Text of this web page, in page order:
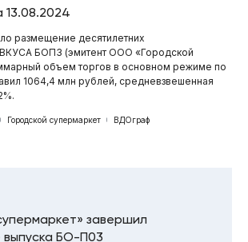
13.08.2024
размещение десятилетних
БОП3 (эмитент ООО «Городской
объем торгов в основном режиме по
1064,4 млн рублей, средневзвешенная
Городской супермаркет ВДОграф
завершил
БО-П03